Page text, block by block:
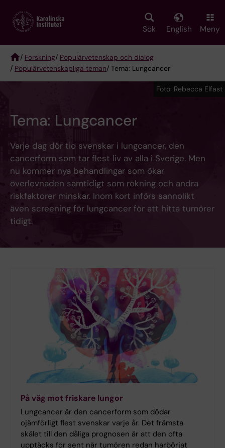
main
Sök English Meny
Breadcrumb
/ Forskning/ Populärvetenskap och dialog
/ Populärvetenskapliga teman/ Tema: Lungcancer
Tema: Lungcancer
Varje dag dör tio svenskar i lungcancer, den
cancerform som tar flest liv av alla i Sverige. Men
nu kommer nya behandlingar som ökar
överlevnaden samtidigt som rökning och andra
riskfaktorer minskar. Inom kort införs sannolikt
även screening för lungcancer för att hitta tumörer
tidigt.
Foto: Rebecca Elfast
På väg mot friskare lungor
Lungcancer är den cancerform som dödar
ojämförligt flest svenskar varje år. Det främsta
skälet till den dåliga prognosen är att den ofta
upptäcks för sent när tumören redan harbörjat